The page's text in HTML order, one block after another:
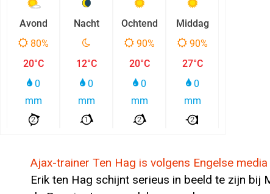
Ajax-trainer Ten Hag is volgens Engelse
Erik ten Hag schijnt serieus in beeld te zijn bij